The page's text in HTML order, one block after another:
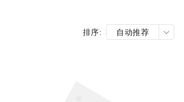
排序: 自动推荐